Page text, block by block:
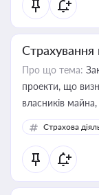
Страхування
Про що тема:
проекти, що
власників
Страхова